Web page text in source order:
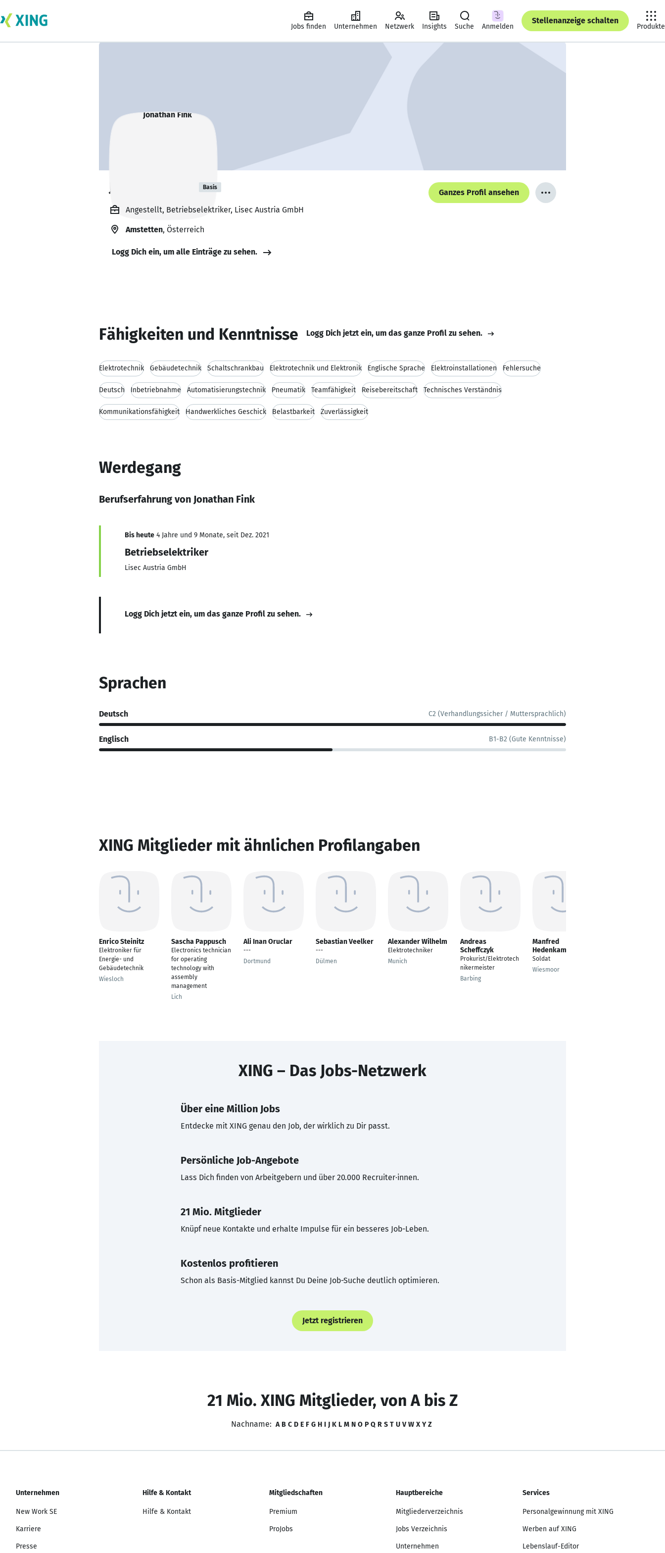
Jobs finden Unternehmen Netzwerk Insights Suche Anmelden
Stellenanzeige schalten
Produkte
Jonathan Fink Basis
Ganzes Profil ansehen
Angestellt, Betriebselektriker, Lisec Austria GmbH
Amstetten, Österreich
Logg Dich ein, um alle Einträge zu sehen.
Fähigkeiten und Kenntnisse Logg Dich jetzt ein, um das ganze Profil zu sehen.
Elektrotechnik Gebäudetechnik Schaltschrankbau Elektrotechnik und Elektronik Englische Sprache Elektroinstallationen Fehlersuche
Deutsch Inbetriebnahme Automatisierungstechnik Pneumatik Teamfähigkeit Reisebereitschaft Technisches Verständnis
Kommunikationsfähigkeit Handwerkliches Geschick Belastbarkeit Zuverlässigkeit
Werdegang
Berufserfahrung von Jonathan Fink
Bis heute 4 Jahre und 9 Monate, seit Dez. 2021
Betriebselektriker
Lisec Austria GmbH
Logg Dich jetzt ein, um das ganze Profil zu sehen.
Sprachen
Deutsch C2 (Verhandlungssicher / Muttersprachlich)
Englisch B1-B2 (Gute Kenntnisse)
XING Mitglieder mit ähnlichen Profilangaben
Enrico Steinitz
Elektroniker für
Energie- und
Gebäudetechnik
Wiesloch
Sascha Pappusch
Electronics technician
for operating
technology with
assembly
management
Lich
Ali Inan Oruclar
---
Dortmund
Sebastian Veelker
---
Dülmen
Alexander Wilhelm
Elektrotechniker
Munich
Andreas
Scheffczyk
Prokurist/Elektrotech
nikermeister
Barbing
Manfred
Hedenkamp
Soldat
Wiesmoor
XING – Das Jobs-Netzwerk
Über eine Million Jobs
Entdecke mit XING genau den Job, der wirklich zu Dir passt.
Persönliche Job-Angebote
Lass Dich finden von Arbeitgebern und über 20.000 Recruiter·innen.
21 Mio. Mitglieder
Knüpf neue Kontakte und erhalte Impulse für ein besseres Job-Leben.
Kostenlos profitieren
Schon als Basis-Mitglied kannst Du Deine Job-Suche deutlich optimieren.
Jetzt registrieren
21 Mio. XING Mitglieder, von A bis Z
Nachname: A B C D E F G H I J K L M N O P Q R S T U V W X Y Z
Unternehmen
New Work SE
Karriere
Presse
Hilfe & Kontakt
Hilfe & Kontakt
Mitgliedschaften
Premium
ProJobs
Hauptbereiche
Mitgliederverzeichnis
Jobs Verzeichnis
Unternehmen
Services
Personalgewinnung mit XING
Werben auf XING
Lebenslauf-Editor